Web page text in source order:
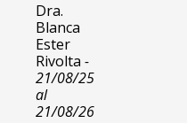
Dra.
Blanca
Ester
Rivolta -
21/08/25
al
21/08/26